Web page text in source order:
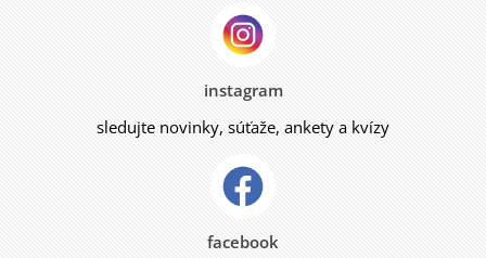
instagram
sledujte novinky, súťaže, ankety a kvízy
facebook